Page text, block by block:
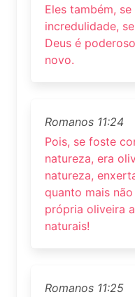
Eles também,
incredulidade,
Deus é
novo.
Romanos 11:24
Pois, se foste
natureza, era
natureza,
quanto mais
própria oliveira
naturais!
Romanos 11:25